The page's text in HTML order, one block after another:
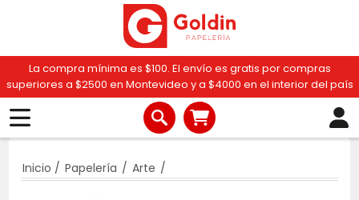
La compra mínima es $100. El envío es gratis por compras
superiores a $2500 en Montevideo y a $4000 en el interior del país
Inicio / Papelería / Arte /